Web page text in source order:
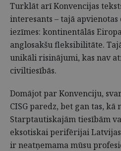
Turklāt arī Konvencijas
interesants – tajā
iezīmes: kontinentālās
anglosakšu fleksibilitāte.
unikāli risinājumi, kas nav
civiltiesībās.
Domājot par Konvenciju,
CISG paredz, bet gan tas, kā
Starptautiskajām tiesībām
eksotiskai perifērijai
ir neatņemama mūsu